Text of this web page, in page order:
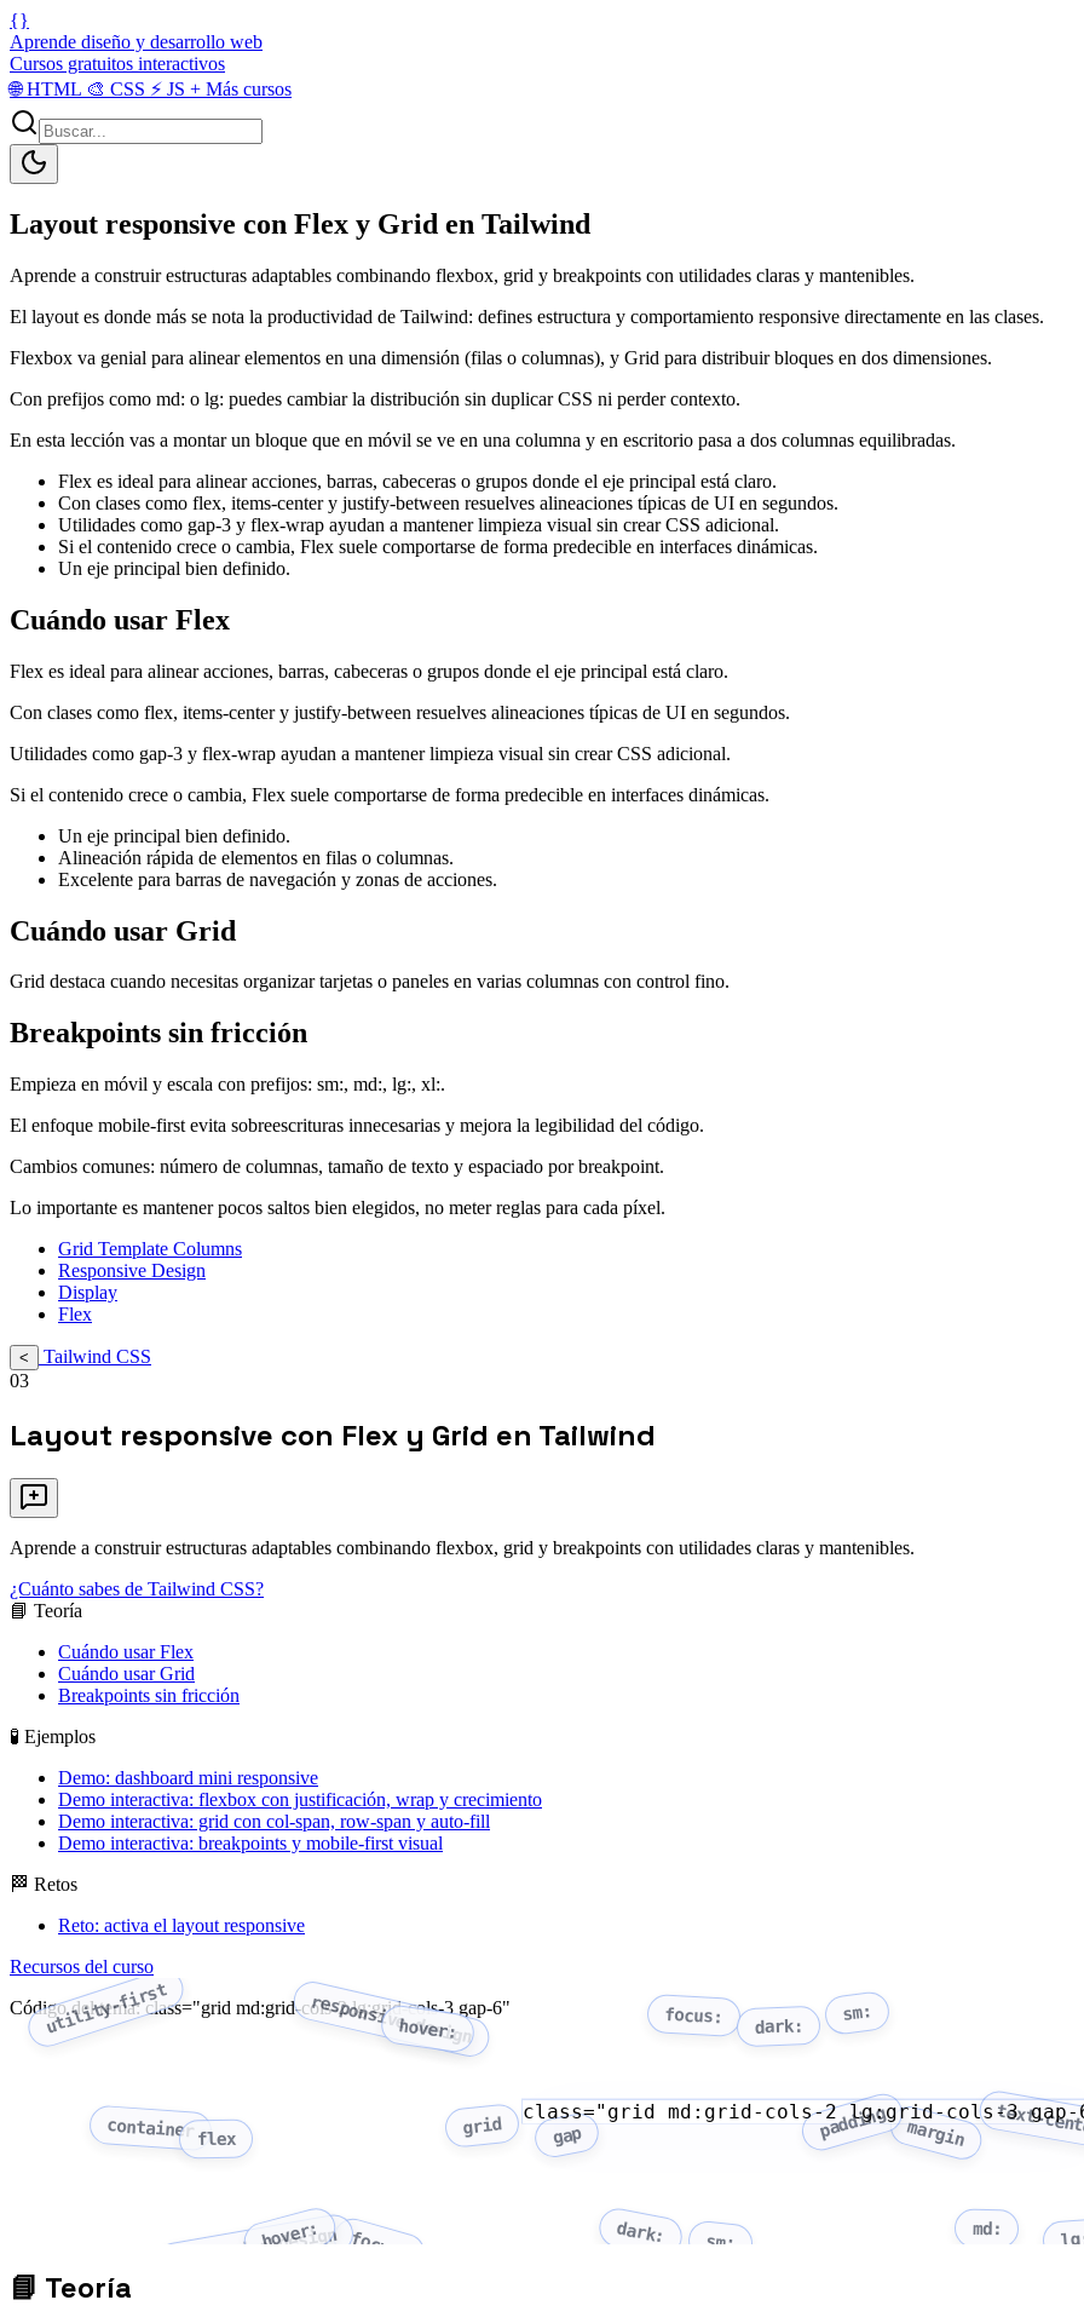
{}
Aprende diseño y desarrollo web
Cursos gratuitos interactivos
🌐HTML 🎨 CSS ⚡ JS + Más cursos
Layout responsive con Flex y Grid en Tailwind
Aprende a construir estructuras adaptables combinando flexbox, grid y breakpoints con utilidades claras y mantenibles.
El layout es donde más se nota la productividad de Tailwind: defines estructura y comportamiento responsive directamente en las clases.
Flexbox va genial para alinear elementos en una dimensión (filas o columnas), y Grid para distribuir bloques en dos dimensiones.
Con prefijos como md: o lg: puedes cambiar la distribución sin duplicar CSS ni perder contexto.
En esta lección vas a montar un bloque que en móvil se ve en una columna y en escritorio pasa a dos columnas equilibradas.
Flex es ideal para alinear acciones, barras, cabeceras o grupos donde el eje principal está claro.
Con clases como flex, items-center y justify-between resuelves alineaciones típicas de UI en segundos.
Utilidades como gap-3 y flex-wrap ayudan a mantener limpieza visual sin crear CSS adicional.
Si el contenido crece o cambia, Flex suele comportarse de forma predecible en interfaces dinámicas.
Un eje principal bien definido.
Cuándo usar Flex
Flex es ideal para alinear acciones, barras, cabeceras o grupos donde el eje principal está claro.
Con clases como flex, items-center y justify-between resuelves alineaciones típicas de UI en segundos.
Utilidades como gap-3 y flex-wrap ayudan a mantener limpieza visual sin crear CSS adicional.
Si el contenido crece o cambia, Flex suele comportarse de forma predecible en interfaces dinámicas.
Un eje principal bien definido.
Alineación rápida de elementos en filas o columnas.
Excelente para barras de navegación y zonas de acciones.
Cuándo usar Grid
Grid destaca cuando necesitas organizar tarjetas o paneles en varias columnas con control fino.
Breakpoints sin fricción
Empieza en móvil y escala con prefijos: sm:, md:, lg:, xl:.
El enfoque mobile-first evita sobreescrituras innecesarias y mejora la legibilidad del código.
Cambios comunes: número de columnas, tamaño de texto y espaciado por breakpoint.
Lo importante es mantener pocos saltos bien elegidos, no meter reglas para cada píxel.
Grid Template Columns
Responsive Design
Display
Flex
<
Tailwind CSS
03
Layout responsive con Flex y Grid en Tailwind
Aprende a construir estructuras adaptables combinando flexbox, grid y breakpoints con utilidades claras y mantenibles.
¿Cuánto sabes de Tailwind CSS?
📘 Teoría
Cuándo usar Flex
Cuándo usar Grid
Breakpoints sin fricción
🧪 Ejemplos
Demo: dashboard mini responsive
Demo interactiva: flexbox con justificación, wrap y crecimiento
Demo interactiva: grid con col-span, row-span y auto-fill
Demo interactiva: breakpoints y mobile-first visual
🏁 Retos
Reto: activa el layout responsive
Recursos del curso
Código del tema: class="grid md:grid-cols-2 lg:grid-cols-3 gap-6"
utility-first responsive design
hover: focus: dark:
sm:
containerflex
grid gap padding margin text-
responsive design
hover: focus: dark: sm:
md:
class="grid md:grid-cols-2 lg:grid-cols-3 gap-
📘 Teoría